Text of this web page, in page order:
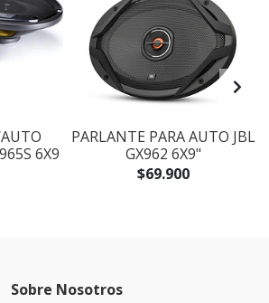
6X9
PARLANTE PARA AUTO JBL
GX962 6X9"
$69.900
Sobre Nosotros